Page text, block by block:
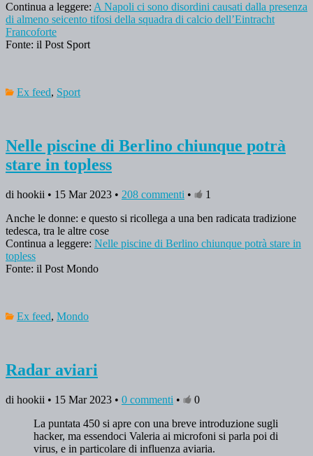
Continua a leggere: A Napoli ci sono disordini causati dalla presenza
di almeno seicento tifosi della squadra di calcio dell’Eintracht
Francoforte
Fonte: il Post Sport
Ex feed, Sport
Nelle piscine di Berlino chiunque potrà
stare in topless
di hookii • 15 Mar 2023 • 208 commenti •
1
Anche le donne: e questo si ricollega a una ben radicata tradizione
tedesca, tra le altre cose
Continua a leggere: Nelle piscine di Berlino chiunque potrà stare in
topless
Fonte: il Post Mondo
Ex feed, Mondo
Radar aviari
di hookii • 15 Mar 2023 • 0 commenti •
0
La puntata 450 si apre con una breve introduzione sugli
hacker, ma essendoci Valeria ai microfoni si parla poi di
virus, e in particolare di influenza aviaria.